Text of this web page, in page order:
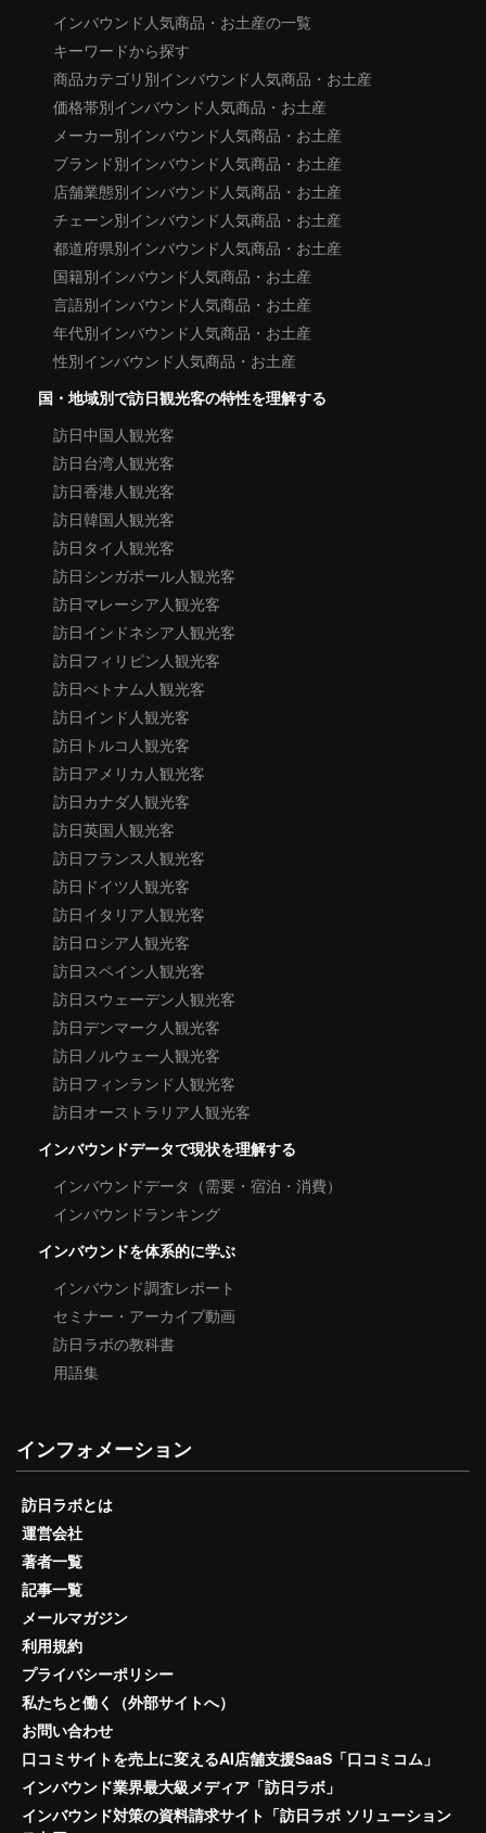
インバウンド人気商品・お土産の一覧
キーワードから探す
商品カテゴリ別インバウンド人気商品・お土産
価格帯別インバウンド人気商品・お土産
メーカー別インバウンド人気商品・お土産
ブランド別インバウンド人気商品・お土産
店舗業態別インバウンド人気商品・お土産
チェーン別インバウンド人気商品・お土産
都道府県別インバウンド人気商品・お土産
国籍別インバウンド人気商品・お土産
言語別インバウンド人気商品・お土産
年代別インバウンド人気商品・お土産
性別インバウンド人気商品・お土産
国・地域別で訪日観光客の特性を理解する
訪日中国人観光客
訪日台湾人観光客
訪日香港人観光客
訪日韓国人観光客
訪日タイ人観光客
訪日シンガポール人観光客
訪日マレーシア人観光客
訪日インドネシア人観光客
訪日フィリピン人観光客
訪日べトナム人観光客
訪日インド人観光客
訪日トルコ人観光客
訪日アメリカ人観光客
訪日カナダ人観光客
訪日英国人観光客
訪日フランス人観光客
訪日ドイツ人観光客
訪日イタリア人観光客
訪日ロシア人観光客
訪日スペイン人観光客
訪日スウェーデン人観光客
訪日デンマーク人観光客
訪日ノルウェー人観光客
訪日フィンランド人観光客
訪日オーストラリア人観光客
インバウンドデータで現状を理解する
インバウンドデータ（需要・宿泊・消費）
インバウンドランキング
インバウンドを体系的に学ぶ
インバウンド調査レポート
セミナー・アーカイブ動画
訪日ラボの教科書
用語集
インフォメーション
訪日ラボとは
運営会社
著者一覧
記事一覧
メールマガジン
利用規約
プライバシーポリシー
私たちと働く（外部サイトへ）
お問い合わせ
口コミサイトを売上に変えるAI店舗支援SaaS「口コミコム」
インバウンド業界最大級メディア「訪日ラボ」
インバウンド対策の資料請求サイト「訪日ラボ ソリューション